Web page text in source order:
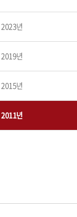
2023년
2019년
2015년
2011년